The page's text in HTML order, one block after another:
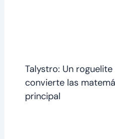
Talystro: Un
convierte las
principal